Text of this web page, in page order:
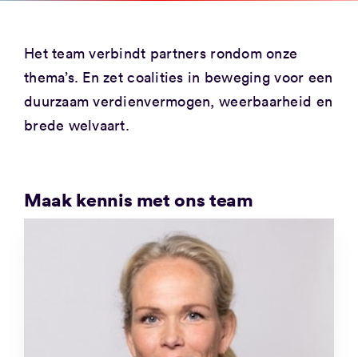
Het team verbindt partners rondom onze
thema’s. En zet coalities in beweging voor een
duurzaam verdienvermogen, weerbaarheid en
brede welvaart.
Maak kennis met ons team